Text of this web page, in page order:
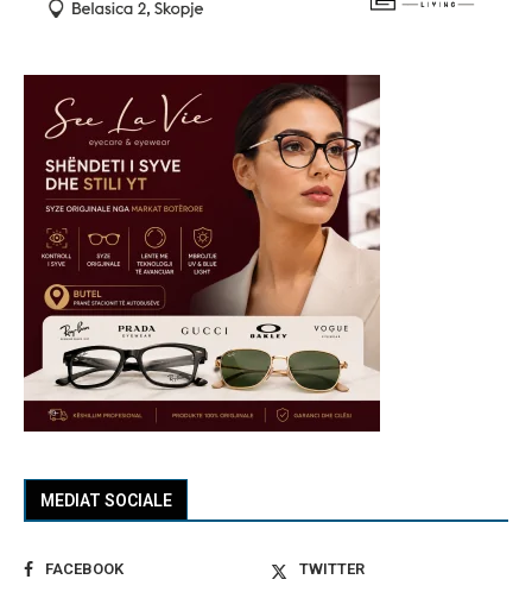
MEDIAT SOCIALE
FACEBOOK
TWITTER